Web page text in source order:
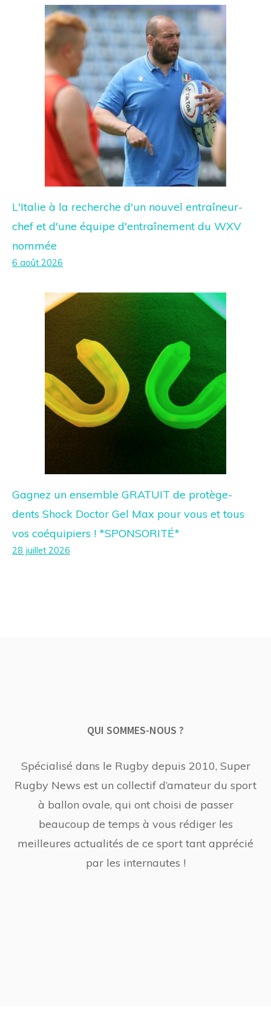
L'Italie à la recherche d'un nouvel entraîneur-
chef et d'une équipe d'entraînement du WXV
nommée
6 août 2026
Gagnez un ensemble GRATUIT de protège-
dents Shock Doctor Gel Max pour vous et tous
vos coéquipiers ! *SPONSORITÉ*
28 juillet 2026
QUI SOMMES-NOUS ?
Spécialisé dans le Rugby depuis 2010, Super
Rugby News est un collectif d’amateur du sport
à ballon ovale, qui ont choisi de passer
beaucoup de temps à vous rédiger les
meilleures actualités de ce sport tant apprécié
par les internautes !